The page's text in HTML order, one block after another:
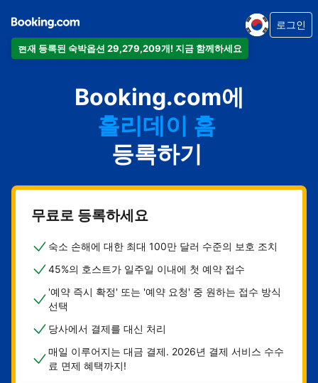
현재 등록된 숙박옵션 29,279,209개! 지금 함께하세요
로그인
Booking.com에
아파트
호텔
홀리데이 홈
게스트하우스
비앤비
등록하기
무료로 등록하세요
숙소 손해에 대한 최대 100만 달러 수준의 보호 조치
45%의 호스트가 일주일 이내에 첫 예약 접수
'예약 즉시 확정' 또는 '예약 요청' 중 원하는 접수 방식
선택
당사에서 결제를 대신 처리
매일 이루어지는 대금 결제. 2026년 결제 서비스 수수
료 면제 혜택까지!